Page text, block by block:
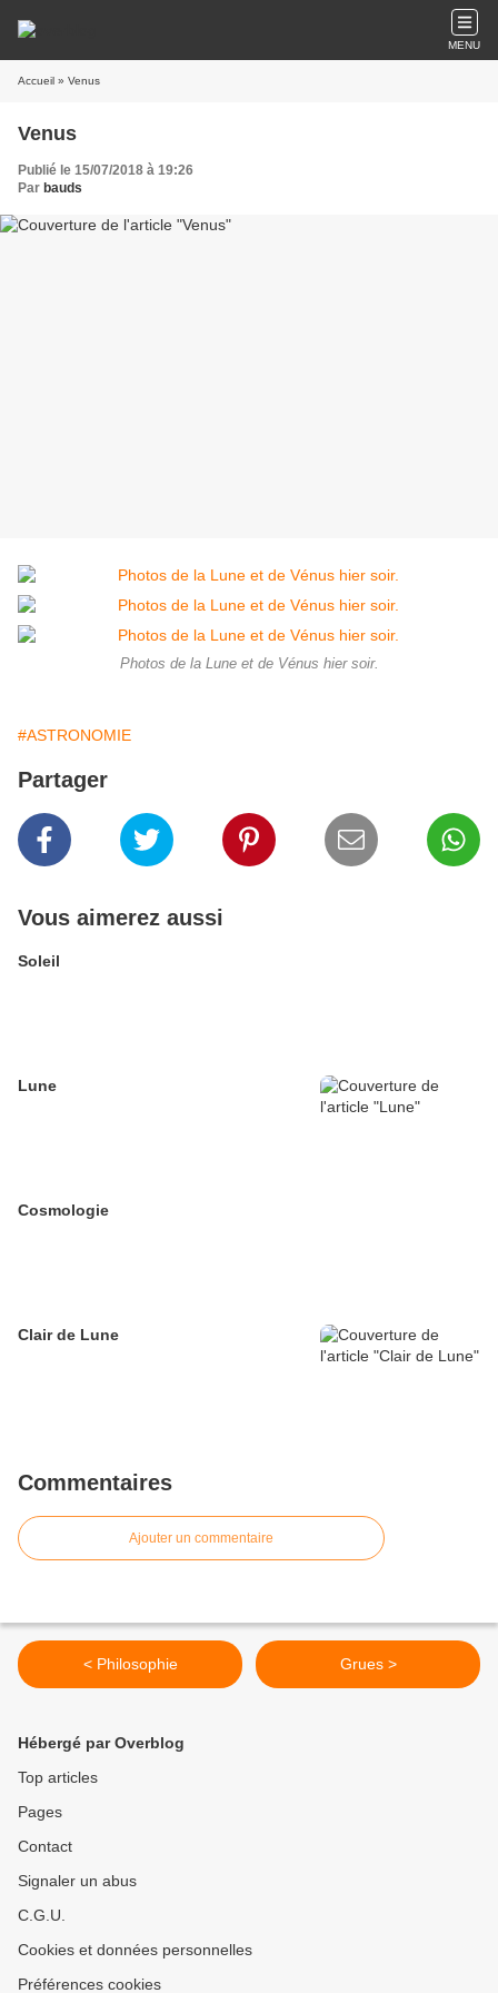
MENU
Accueil » Venus
Venus
Publié le 15/07/2018 à 19:26
Par bauds
Photos de la Lune et de Vénus hier soir.
#ASTRONOMIE
Partager
Vous aimerez aussi
Soleil
Lune
Cosmologie
Clair de Lune
Commentaires
Ajouter un commentaire
< Philosophie Grues >
Hébergé par Overblog
Top articles
Pages
Contact
Signaler un abus
C.G.U.
Cookies et données personnelles
Préférences cookies